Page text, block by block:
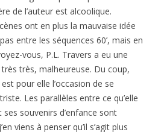
de l’auteur est alcoolique.
ont en plus la mauvaise idée
entre les séquences 60’, mais en
vous, P.L. Travers a eu une
très, malheureuse. Du coup,
pour elle l’occasion de se
Les parallèles entre ce qu’elle
souvenirs d’enfance sont
viens à penser qu’il s’agit plus